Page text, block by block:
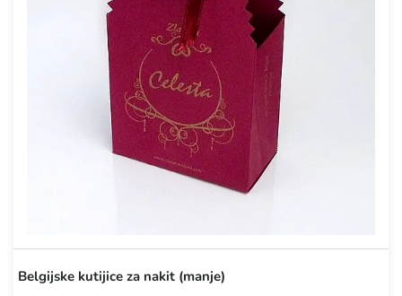
Belgijske kutijice za nakit (manje)